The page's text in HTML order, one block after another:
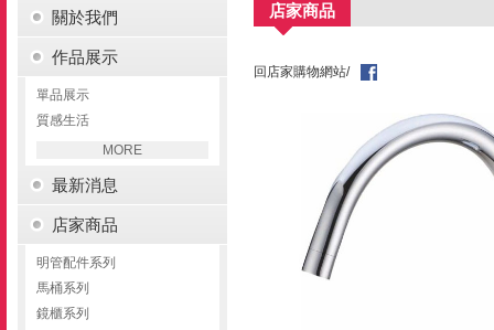
關於我們
作品展示
單品展示
質感生活
MORE
最新消息
店家商品
明管配件系列
馬桶系列
鏡櫃系列
店家商品
回店家購物網站/